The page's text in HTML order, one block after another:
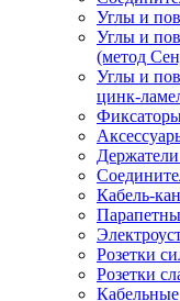
Углы и
Углы и
(метод
Углы и
цинк-
Кабель-
Розетки
Розетки